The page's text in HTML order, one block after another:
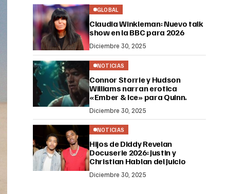
GLOBAL
Claudia Winkleman: Nuevo talk
show en la BBC para 2026
Diciembre 30, 2025
NOTICIAS
Connor Storrie y Hudson
Williams narran erotica
«Ember & Ice» para Quinn.
Diciembre 30, 2025
NOTICIAS
Hijos de Diddy Revelan
Docuserie 2026: Justin y
Christian Hablan del Juicio
Diciembre 30, 2025